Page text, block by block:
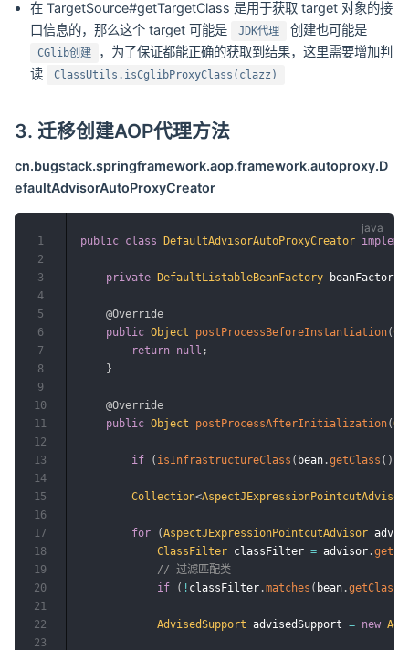
在 TargetSource#getTargetClass 是用于获取 target 对象的接
口信息的，那么这个 target 可能是
JDK代理 创建也可能是
CGlib创建
，为了保证都能正确的获取到结果，这里需要增加判
读
ClassUtils.isCglibProxyClass(clazz)
3. 迁移创建AOP代理方法
cn.bugstack.springframework.aop.framework.autoproxy.D
efaultAdvisorAutoProxyCreator
public class DefaultAdvisorAutoProxyCreator
private DefaultListableBeanFactory beanFactory
@Override
public Object postProcessBeforeInstantiation(
return null ;
}
@Override
public Object postProcessAfterInitialization(
if ( isInfrastructureClass ( bean .getClass ( )
Collection<AspectJExpressionPointcutAdvisor
for (AspectJExpressionPointcutAdvisor
ClassFilter classFilter = advisor .
// 过滤匹配类
if
( ! classFilter .matches ( bean .getClass
AdvisedSupport advisedSupport = new
1
2
3
4
5
6
7
8
9
10
11
12
13
14
15
16
17
18
19
20
21
22
23